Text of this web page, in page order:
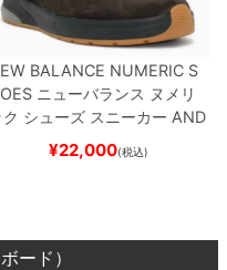
BALANCE NUMERIC S
ニューバランス ヌメリ
ク シューズ スニーカー AND
REYNOLDS 933
BROWN/BLACKスケート
¥22,000(税込)
ード）